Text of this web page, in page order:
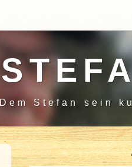
Dem Stefan sein